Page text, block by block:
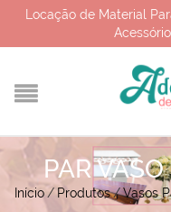
Locação de Material
PAR
Início/ Produtos/Vasos